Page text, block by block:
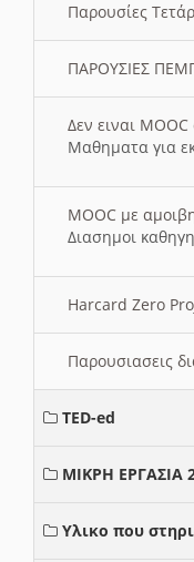
Παρουσίες
ΠΑΡΟΥΣΙΕΣ
Δεν ειναι
Μαθηματα για
MOOC με
Διασημοι
Harcard Zero
Παρουσιασεις
TED-ed
ΜΙΚΡΗ ΕΡΓΑΣΙΑ
Υλικο που